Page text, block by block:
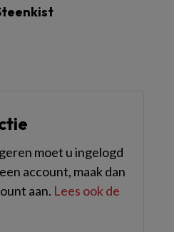
moet u ingelogd
account, maak dan
aan. Lees ook de